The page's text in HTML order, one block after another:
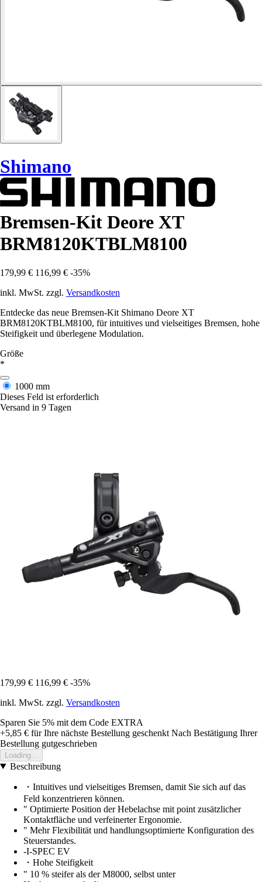
Shimano
Bremsen-Kit Deore XT
BRM8120KTBLM8100
179,99 € 116,99 € -35%
inkl. MwSt. zzgl. Versandkosten
Entdecke das neue Bremsen-Kit Shimano Deore XT
BRM8120KTBLM8100, für intuitives und vielseitiges Bremsen, hohe
Steifigkeit und überlegene Modulation.
Größe
*
1000 mm
Dieses Feld ist erforderlich
Versand in 9 Tagen
179,99 € 116,99 € -35%
inkl. MwSt. zzgl. Versandkosten
Sparen Sie 5% mit dem Code EXTRA
+5,85 € für Ihre nächste Bestellung geschenkt Nach Bestätigung Ihrer
Bestellung gutgeschrieben
Loading...
Beschreibung
・Intuitives und vielseitiges Bremsen, damit Sie sich auf das
Feld konzentrieren können.
" Optimierte Position der Hebelachse mit point zusätzlicher
Kontaktfläche und verfeinerter Ergonomie.
" Mehr Flexibilität und handlungsoptimierte Konfiguration des
Steuerstandes.
-I-SPEC EV
・Hohe Steifigkeit
" 10 % steifer als der M8000, selbst unter